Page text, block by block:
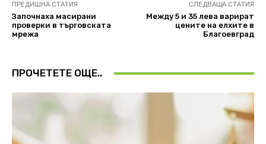
ПРЕДИШНА СТАТИЯ
Започнаха масирани
проверки в търговската
мрежа
СЛЕДВАЩА СТАТИЯ
Между 5 и 35 лева варират
цените на елхите в
Благоевград
ПРОЧЕТЕТЕ ОЩЕ..